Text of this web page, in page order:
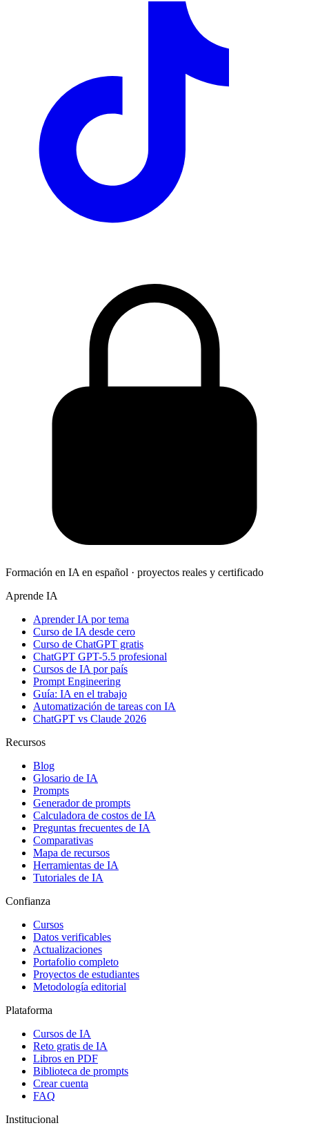
Formación en IA en español · proyectos reales y certificado
Aprende IA
Aprender IA por tema
Curso de IA desde cero
Curso de ChatGPT gratis
ChatGPT GPT-5.5 profesional
Cursos de IA por país
Prompt Engineering
Guía: IA en el trabajo
Automatización de tareas con IA
ChatGPT vs Claude 2026
Recursos
Blog
Glosario de IA
Prompts
Generador de prompts
Calculadora de costos de IA
Preguntas frecuentes de IA
Comparativas
Mapa de recursos
Herramientas de IA
Tutoriales de IA
Confianza
Cursos
Datos verificables
Actualizaciones
Portafolio completo
Proyectos de estudiantes
Metodología editorial
Plataforma
Cursos de IA
Reto gratis de IA
Libros en PDF
Biblioteca de prompts
Crear cuenta
FAQ
Institucional